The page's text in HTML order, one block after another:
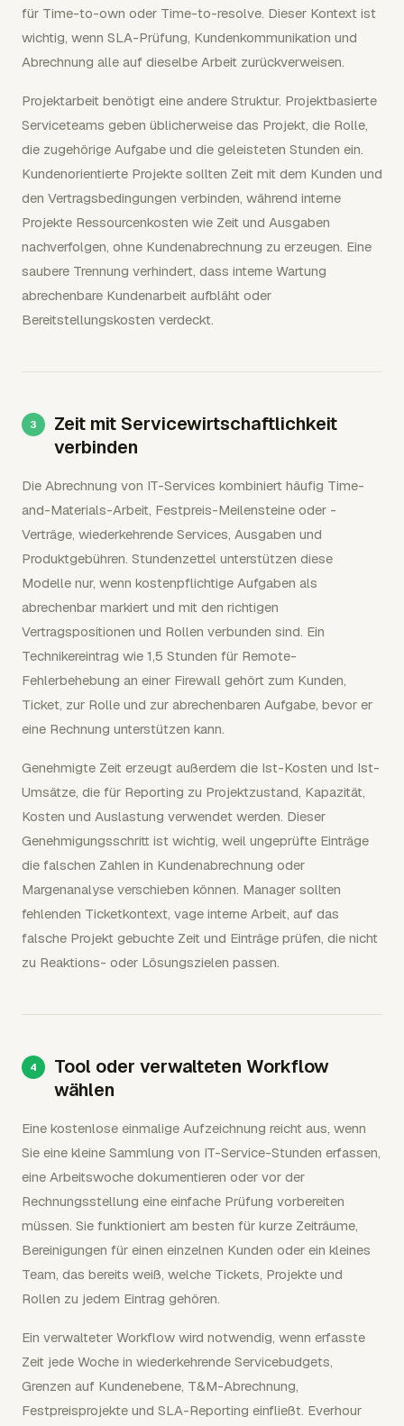
für Time-to-own oder Time-to-resolve. Dieser Kontext ist
wichtig, wenn SLA-Prüfung, Kundenkommunikation und
Abrechnung alle auf dieselbe Arbeit zurückverweisen.
Projektarbeit benötigt eine andere Struktur. Projektbasierte
Serviceteams geben üblicherweise das Projekt, die Rolle,
die zugehörige Aufgabe und die geleisteten Stunden ein.
Kundenorientierte Projekte sollten Zeit mit dem Kunden und
den Vertragsbedingungen verbinden, während interne
Projekte Ressourcenkosten wie Zeit und Ausgaben
nachverfolgen, ohne Kundenabrechnung zu erzeugen. Eine
saubere Trennung verhindert, dass interne Wartung
abrechenbare Kundenarbeit aufbläht oder
Bereitstellungskosten verdeckt.
Zeit mit Servicewirtschaftlichkeit
verbinden
Die Abrechnung von IT-Services kombiniert häufig Time-
and-Materials-Arbeit, Festpreis-Meilensteine oder -
Verträge, wiederkehrende Services, Ausgaben und
Produktgebühren. Stundenzettel unterstützen diese
Modelle nur, wenn kostenpflichtige Aufgaben als
abrechenbar markiert und mit den richtigen
Vertragspositionen und Rollen verbunden sind. Ein
Technikereintrag wie 1,5 Stunden für Remote-
Fehlerbehebung an einer Firewall gehört zum Kunden,
Ticket, zur Rolle und zur abrechenbaren Aufgabe, bevor er
eine Rechnung unterstützen kann.
Genehmigte Zeit erzeugt außerdem die Ist-Kosten und Ist-
Umsätze, die für Reporting zu Projektzustand, Kapazität,
Kosten und Auslastung verwendet werden. Dieser
Genehmigungsschritt ist wichtig, weil ungeprüfte Einträge
die falschen Zahlen in Kundenabrechnung oder
Margenanalyse verschieben können. Manager sollten
fehlenden Ticketkontext, vage interne Arbeit, auf das
falsche Projekt gebuchte Zeit und Einträge prüfen, die nicht
zu Reaktions- oder Lösungszielen passen.
Tool oder verwalteten Workflow
wählen
Eine kostenlose einmalige Aufzeichnung reicht aus, wenn
Sie eine kleine Sammlung von IT-Service-Stunden erfassen,
eine Arbeitswoche dokumentieren oder vor der
Rechnungsstellung eine einfache Prüfung vorbereiten
müssen. Sie funktioniert am besten für kurze Zeiträume,
Bereinigungen für einen einzelnen Kunden oder ein kleines
Team, das bereits weiß, welche Tickets, Projekte und
Rollen zu jedem Eintrag gehören.
Ein verwalteter Workflow wird notwendig, wenn erfasste
Zeit jede Woche in wiederkehrende Servicebudgets,
Grenzen auf Kundenebene, T&M-Abrechnung,
Festpreisprojekte und SLA-Reporting einfließt. Everhour